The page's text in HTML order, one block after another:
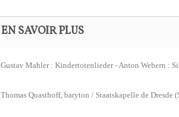
EN SAVOIR PLUS
Gustav Mahler : Kindertotenlieder - Anton Webern :
Thomas Quasthoff, baryton / Staatskapelle de